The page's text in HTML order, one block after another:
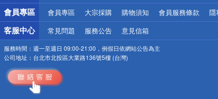
會員專區 會員專區 大宗採購 購物須知 會員服務條款 隱
客服中心 常見問題 服務公告 意見信箱
服務時間： 週一至週日 09:00-21:00，例假日依網站公告為主
公司地址： 台北市北投區大業路136號5樓 (台灣)